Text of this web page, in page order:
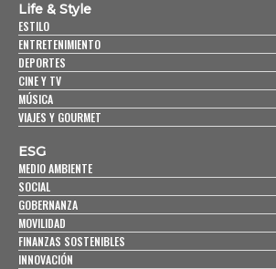
Life & Style
ESTILO
ENTRETENIMIENTO
DEPORTES
CINE Y TV
MÚSICA
VIAJES Y GOURMET
ESG
MEDIO AMBIENTE
SOCIAL
GOBERNANZA
MOVILIDAD
FINANZAS SOSTENIBLES
INNOVACIÓN